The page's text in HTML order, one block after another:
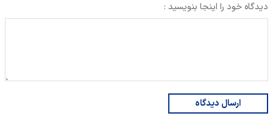
دیدگاه خود را اینجا بنویسید :
ارسال دیدگاه